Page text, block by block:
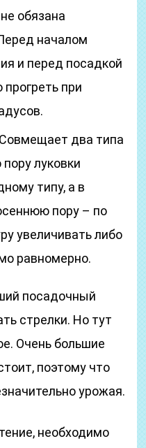
обязана
началом
и перед посадкой
при
Совмещает два типа
луковки
типу, а в
пору – по
увеличивать либо
равномерно.
посадочный
стрелки. Но тут
Очень большие
поэтому что
урожая.
необходимо